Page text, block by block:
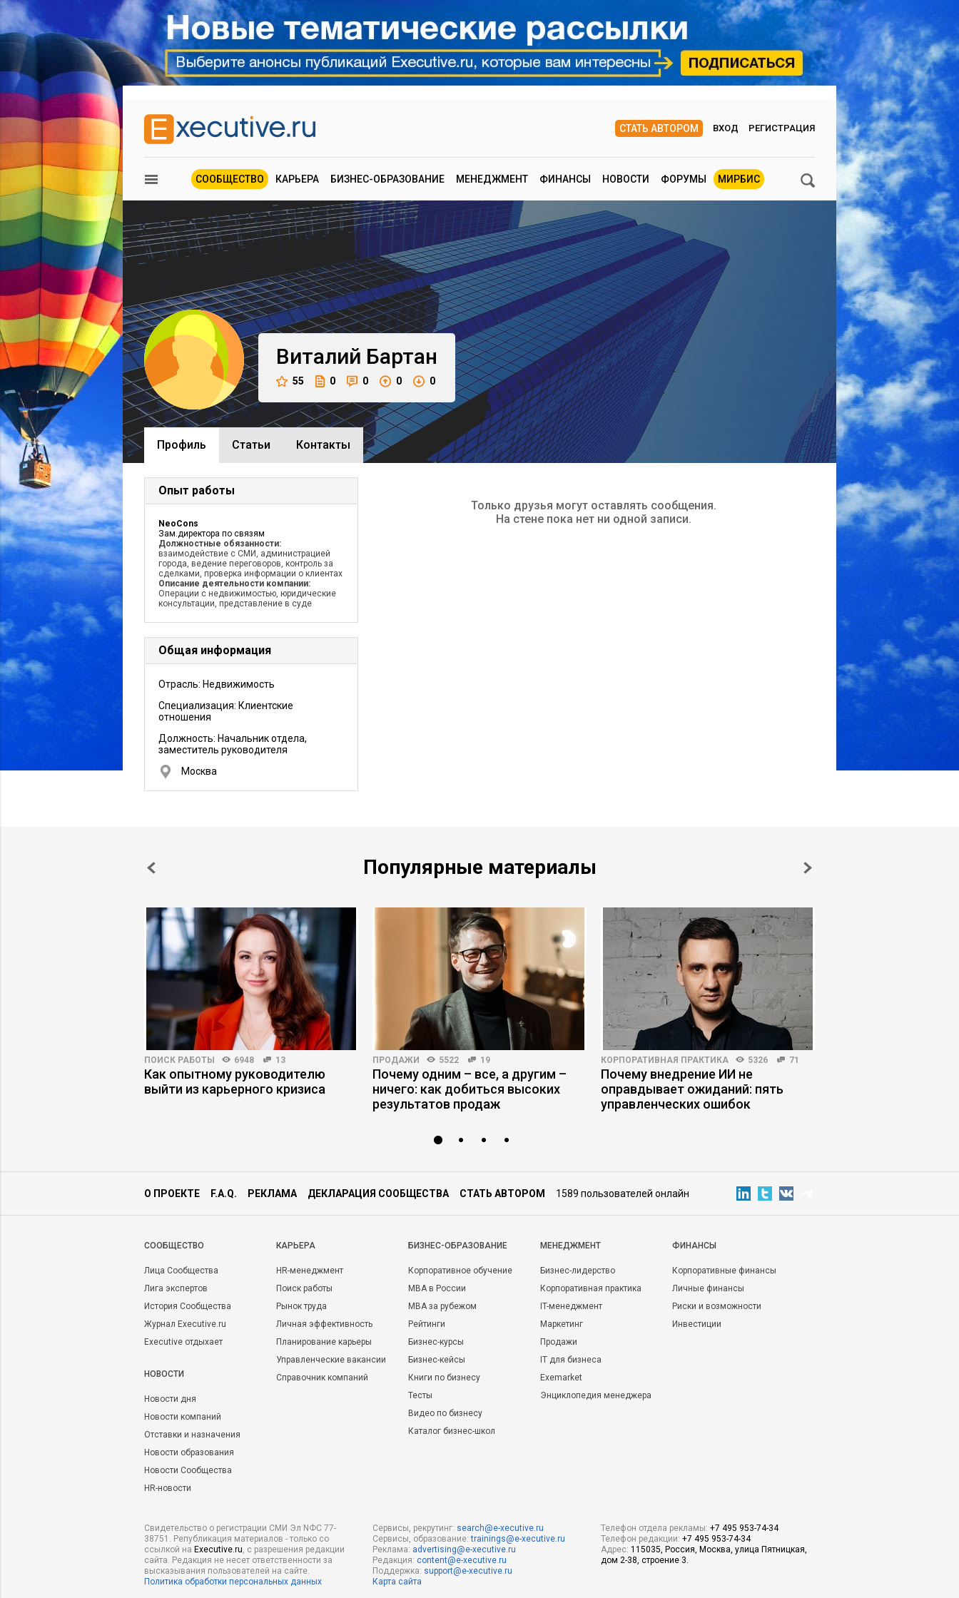
СТАТЬ АВТОРОМ ВХОД РЕГИСТРАЦИЯ
СООБЩЕСТВО КАРЬЕРА БИЗНЕС-ОБРАЗОВАНИЕ МЕНЕДЖМЕНТ ФИНАНСЫ НОВОСТИ ФОРУМЫ МИРБИС
Виталий Бартан
55 0 0 0 0
Профиль Cтатьи Контакты
Опыт работы
NeoCons
Зам.директора по связям
Должностные обязанности:
взаимодействие с СМИ, администрацией
города, ведение переговоров, контроль за
сделками, проверка информации о клиентах
Описание деятельности компании:
Операции с недвижимостью, юридические
консультации, представление в суде
Общая информация
Отрасль: Недвижимость
Специализация: Клиентские
отношения
Должность: Начальник отдела,
заместитель руководителя
Москва
Только друзья могут оставлять сообщения.
На стене пока нет ни одной записи.
Популярные материалы
ПОИСК РАБОТЫ 6948 13
Как опытному руководителю
выйти из карьерного кризиса
ПРОДАЖИ 5522 19
Почему одним – все, а другим –
ничего: как добиться высоких
результатов продаж
КОРПОРАТИВНАЯ ПРАКТИКА 5326 71
Почему внедрение ИИ не
оправдывает ожиданий: пять
управленческих ошибок
О ПРОЕКТЕ F.A.Q. РЕКЛАМА ДЕКЛАРАЦИЯ СООБЩЕСТВА СТАТЬ АВТОРОМ 1589 пользователей онлайн
CООБЩЕСТВО
Лица Сообщества
Лига экспертов
История Сообщества
Журнал Executive.ru
Executive отдыхает
НОВОСТИ
Новости дня
Новости компаний
Отставки и назначения
Новости образования
Новости Сообщества
HR-новости
КАРЬЕРА
HR-менеджмент
Поиск работы
Рынок труда
Личная эффективность
Планирование карьеры
Управленческие вакансии
Справочник компаний
БИЗНЕС-ОБРАЗОВАНИЕ
Корпоративное обучение
MBA в России
MBA за рубежом
Рейтинги
Бизнес-курсы
Бизнес-кейсы
Книги по бизнесу
Тесты
Видео по бизнесу
Каталог бизнес-школ
МЕНЕДЖМЕНТ
Бизнес-лидерство
Корпоративная практика
IT-менеджмент
Маркетинг
Продажи
IT для бизнеса
Exemarket
Энциклопедия менеджера
ФИНАНСЫ
Корпоративные финансы
Личные финансы
Риски и возможности
Инвестиции
Свидетельство о регистрации СМИ Эл NФС 77-
38751. Републикация материалов - только со
ссылкой на Executive.ru, с разрешения редакции
сайта. Редакция не несет ответственности за
высказывания пользователей на сайте.
Политика обработки персональных данных
Сервисы, рекрутинг: search@e-xecutive.ru
Сервисы, образование:trainings@e-xecutive.ru
Реклама: advertising@e-xecutive.ru
Редакция: content@e-xecutive.ru
Поддержка: support@e-xecutive.ru
Карта сайта
Телефон отдела рекламы: +7 495 953-74-34
Телефон редакции: +7 495 953-74-34
Адрес: 115035, Россия, Москва, улица Пятницкая,
дом 2-38, строение 3.